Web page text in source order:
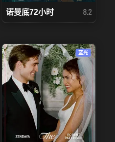
诺曼底72小时 8.2
蓝光